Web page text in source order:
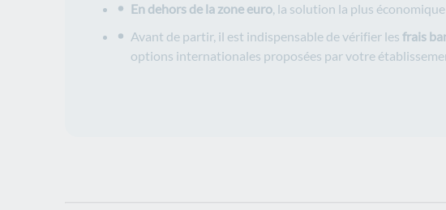
En dehors de la zone euro, la solution la plus
Avant de partir, il est indispensable de vérifier les frais
options internationales proposées par votre